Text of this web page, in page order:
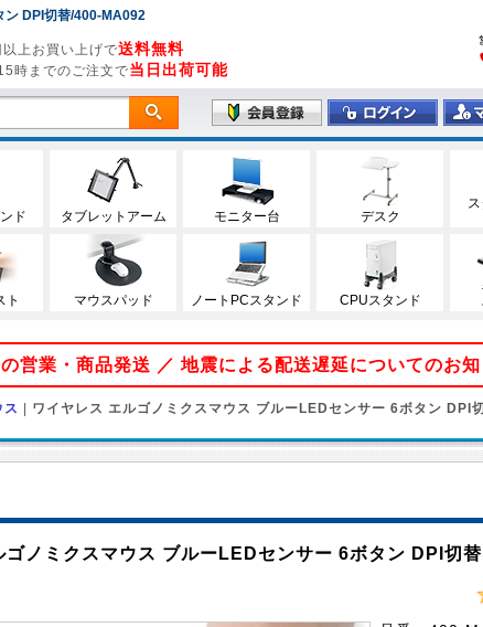
ン DPI切替/400-MA092
上お買い上げで送料無料
時までのご注文で当日出荷可能
ド タブレットアーム モニター台 デスク
ト マウスパッド ノートPCスタンド CPUスタンド
営業・商品発送 ／ 地震による配送遅延についてのお
ス | ワイヤレス エルゴノミクスマウス ブルーLEDセンサー 6ボタン DPI
ゴノミクスマウス ブルーLEDセンサー 6ボタン DPI切替